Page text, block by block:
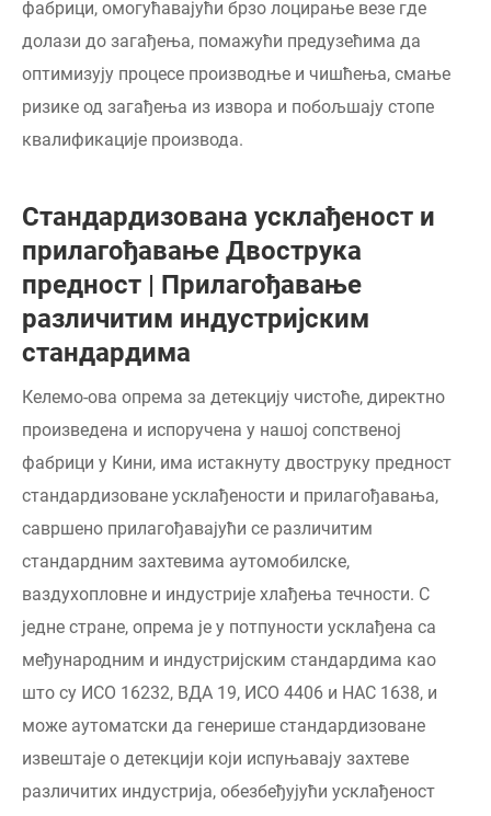
фабрици, омогућавајући брзо лоцирање везе где
долази до загађења, помажући предузећима да
оптимизују процесе производње и чишћења, смање
ризике од загађења из извора и побољшају стопе
квалификације производа.
Стандардизована усклађеност и
прилагођавање Двострука
предност | Прилагођавање
различитим индустријским
стандардима
Келемо-ова опрема за детекцију чистоће, директно
произведена и испоручена у нашој сопственој
фабрици у Кини, има истакнуту двоструку предност
стандардизоване усклађености и прилагођавања,
савршено прилагођавајући се различитим
стандардним захтевима аутомобилске,
ваздухопловне и индустрије хлађења течности. С
једне стране, опрема је у потпуности усклађена са
међународним и индустријским стандардима као
што су ИСО 16232, ВДА 19, ИСО 4406 и НАС 1638, и
може аутоматски да генерише стандардизоване
извештаје о детекцији који испуњавају захтеве
различитих индустрија, обезбеђујући усклађеност